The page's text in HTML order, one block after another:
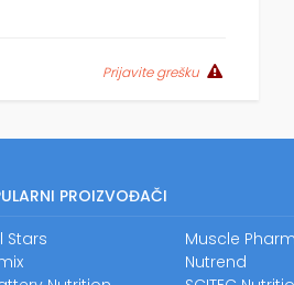
Prijavite grešku
PROIZVOĐAČI
Stars
Muscle Pharm
Nutrend